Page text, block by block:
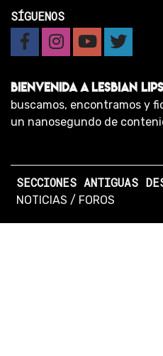
SÍGUENOS
BIENVENIDA A LESBIAN LIPS
buscamos, encontramos y
un nanosegundo de
SECCIONES ANTIGUAS
NOTICIAS / FOROS